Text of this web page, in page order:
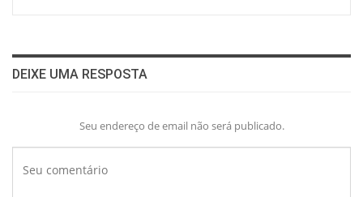
DEIXE UMA RESPOSTA
Seu endereço de email não será publicado.